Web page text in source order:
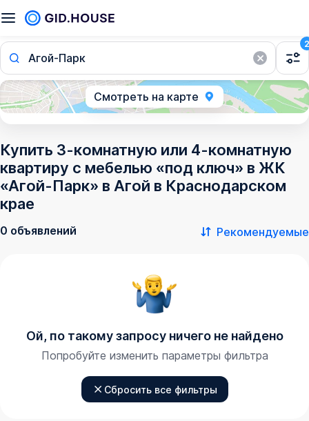
Агой-Парк
2
Смотреть на карте
Купить 3-комнатную или 4-комнатную
квартиру с мебелью «под ключ» в ЖК
«Агой-Парк» в Агой в Краснодарском
крае
0 объявлений Рекомендуемые
Ой, по такому запросу ничего не найдено
Попробуйте изменить параметры фильтра
Сбросить все фильтры